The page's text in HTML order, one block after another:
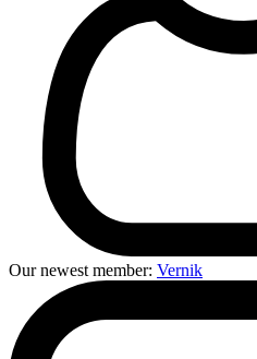
Our newest member: Vernik